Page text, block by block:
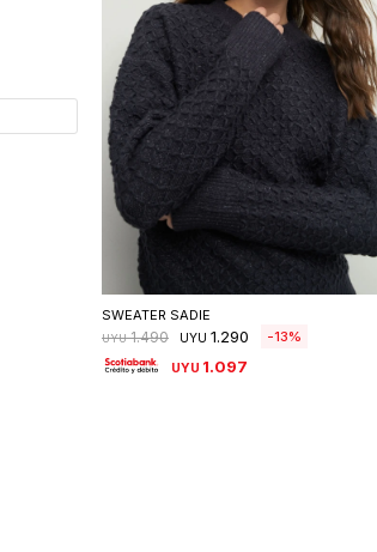
Seleccionar talle
SWEATER SADIE
UYU 1.490 UYU 1.290 13
UYU 1.097